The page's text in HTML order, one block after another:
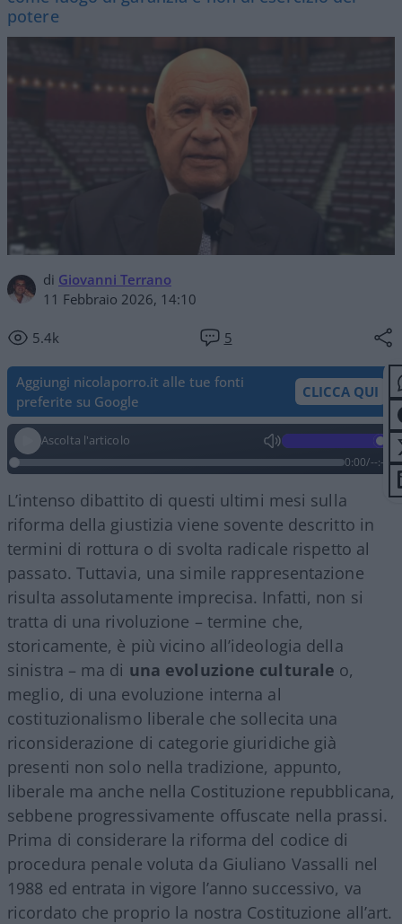
potere
di Giovanni Terrano
11 Febbraio 2026, 14:10
5.4k 5
Aggiungi nicolaporro.it alle tue fonti
preferite su Google
CLICCA QUI
Ascolta l'articolo
0:00/--:--
L’intenso dibattito di questi ultimi mesi sulla
riforma della giustizia viene sovente descritto in
termini di rottura o di svolta radicale rispetto al
passato. Tuttavia, una simile rappresentazione
risulta assolutamente imprecisa. Infatti, non si
tratta di una rivoluzione – termine che,
storicamente, è più vicino all’ideologia della
sinistra – ma di una evoluzione culturale o,
meglio, di una evoluzione interna al
costituzionalismo liberale che sollecita una
riconsiderazione di categorie giuridiche già
presenti non solo nella tradizione, appunto,
liberale ma anche nella Costituzione repubblicana,
sebbene progressivamente offuscate nella prassi.
Prima di considerare la riforma del codice di
procedura penale voluta da Giuliano Vassalli nel
1988 ed entrata in vigore l’anno successivo, va
ricordato che proprio la nostra Costituzione all’art.